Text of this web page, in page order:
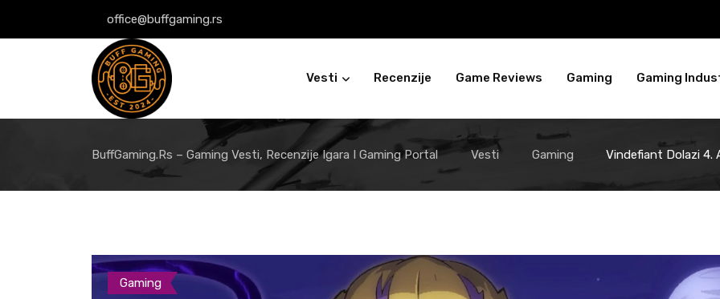
to
office@buffgaming.rs
Vesti Recenzije Game Reviews Gaming Gaming
BuffGaming.rs – Gaming Vesti, Recenzije Igara I Gaming Portal Vesti Gaming Vindefiant Dolazi 4.
Gaming